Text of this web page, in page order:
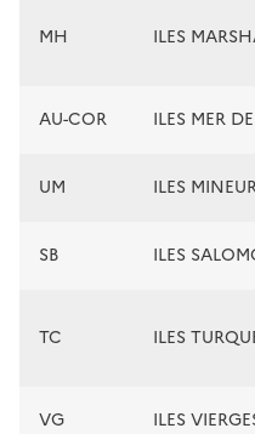
MH ILES
AU-COR ILES MER
UM ILES
SB ILES
TC ILES
VG ILES